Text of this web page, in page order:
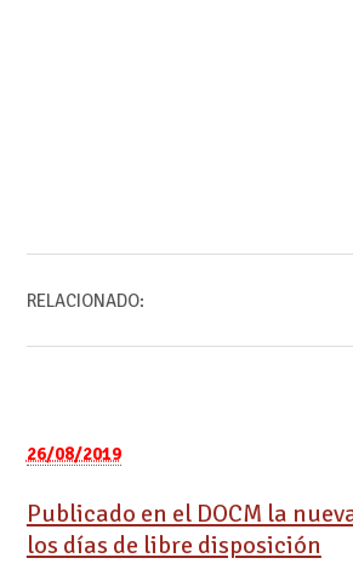
RELACIONADO:
26/08/2019
Publicado en el DOCM la
los días de libre disposición